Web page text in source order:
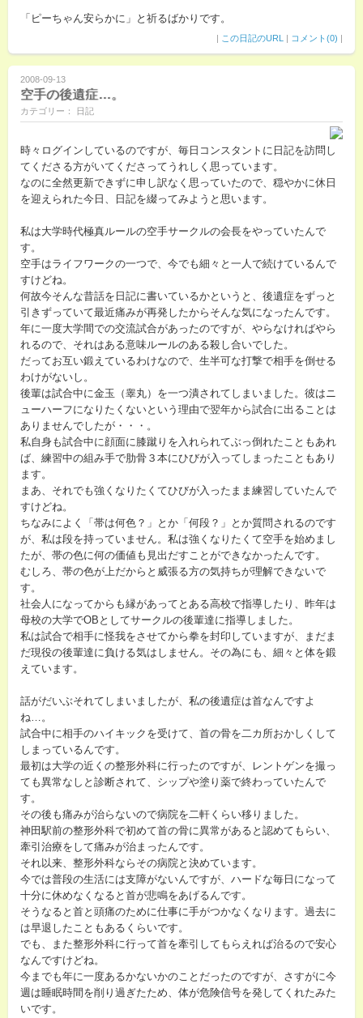
「ピーちゃん安らかに」と祈るばかりです。
| この日記のURL | コメント(0) |
2008-09-13
空手の後遺症…。
カテゴリー： 日記
時々ログインしているのですが、毎日コンスタントに日記を訪問し
てくださる方がいてくださってうれしく思っています。
なのに全然更新できずに申し訳なく思っていたので、穏やかに休日
を迎えられた今日、日記を綴ってみようと思います。
私は大学時代極真ルールの空手サークルの会長をやっていたんで
す。
空手はライフワークの一つで、今でも細々と一人で続けているんで
すけどね。
何故今そんな昔話を日記に書いているかというと、後遺症をずっと
引きずっていて最近痛みが再発したからそんな気になったんです。
年に一度大学間での交流試合があったのですが、やらなければやら
れるので、それはある意味ルールのある殺し合いでした。
だってお互い鍛えているわけなので、生半可な打撃で相手を倒せる
わけがないし。
後輩は試合中に金玉（睾丸）を一つ潰されてしまいました。彼はニ
ューハーフになりたくないという理由で翌年から試合に出ることは
ありませんでしたが・・・。
私自身も試合中に顔面に膝蹴りを入れられてぶっ倒れたこともあれ
ば、練習中の組み手で肋骨３本にひびが入ってしまったこともあり
ます。
まあ、それでも強くなりたくてひびが入ったまま練習していたんで
すけどね。
ちなみによく「帯は何色？」とか「何段？」とか質問されるのです
が、私は段を持っていません。私は強くなりたくて空手を始めまし
たが、帯の色に何の価値も見出だすことができなかったんです。
むしろ、帯の色が上だからと威張る方の気持ちが理解できないで
す。
社会人になってからも縁があってとある高校で指導したり、昨年は
母校の大学でOBとしてサークルの後輩達に指導しました。
私は試合で相手に怪我をさせてから拳を封印していますが、まだま
だ現役の後輩達に負ける気はしません。その為にも、細々と体を鍛
えています。
話がだいぶそれてしまいましたが、私の後遺症は首なんですよ
ね…。
試合中に相手のハイキックを受けて、首の骨を二カ所おかしくして
しまっているんです。
最初は大学の近くの整形外科に行ったのですが、レントゲンを撮っ
ても異常なしと診断されて、シップや塗り薬で終わっていたんで
す。
その後も痛みが治らないので病院を二軒くらい移りました。
神田駅前の整形外科で初めて首の骨に異常があると認めてもらい、
牽引治療をして痛みが治まったんです。
それ以来、整形外科ならその病院と決めています。
今では普段の生活には支障がないんですが、ハードな毎日になって
十分に休めなくなると首が悲鳴をあげるんです。
そうなると首と頭痛のために仕事に手がつかなくなります。過去に
は早退したこともあるくらいです。
でも、また整形外科に行って首を牽引してもらえれば治るので安心
なんですけどね。
今までも年に一度あるかないかのことだったのですが、さすがに今
週は睡眠時間を削り過ぎたため、体が危険信号を発してくれたみた
いです。